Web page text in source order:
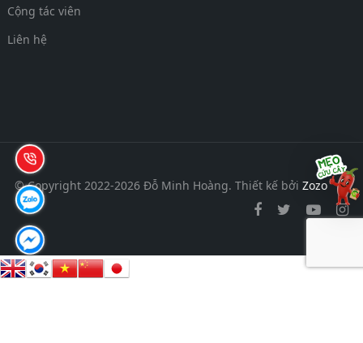
Cộng tác viên
Liên hệ
© Copyright 2022-2026 Đỗ Minh Hoàng. Thiết kế bởi Zozo